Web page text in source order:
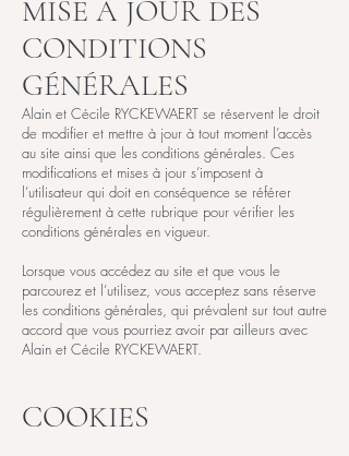
MISE À JOUR DES
CONDITIONS
GÉNÉRALES
Alain et Cécile RYCKEWAERT se réservent le droit
de modifier et mettre à jour à tout moment l’accès
au site ainsi que les conditions générales. Ces
modifications et mises à jour s’imposent à
l’utilisateur qui doit en conséquence se référer
régulièrement à cette rubrique pour vérifier les
conditions générales en vigueur.
Lorsque vous accédez au site et que vous le
parcourez et l’utilisez, vous acceptez sans réserve
les conditions générales, qui prévalent sur tout autre
accord que vous pourriez avoir par ailleurs avec
Alain et Cécile RYCKEWAERT.
COOKIES